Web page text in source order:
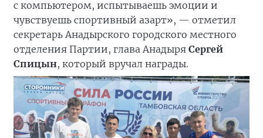
с компьютером, испытываешь эмоции и
чувствуешь спортивный азарт», — отметил
секретарь Анадырского городского местного
отделения Партии, глава Анадыря Сергей
Спицын, который вручал награды.